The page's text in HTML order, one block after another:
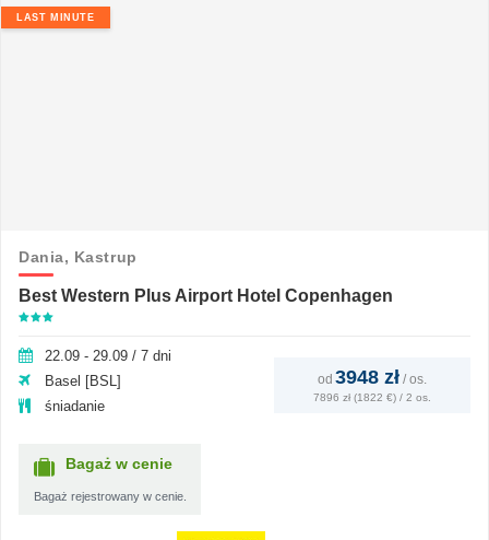
LAST MINUTE
Dania, Kastrup
Best Western Plus Airport Hotel Copenhagen
22.09 - 29.09 / 7 dni
Basel [BSL]
śniadanie
Bagaż w cenie
Bagaż rejestrowany w cenie.
od 3948 zł / os.
7896 zł (1822 €) / 2 os.